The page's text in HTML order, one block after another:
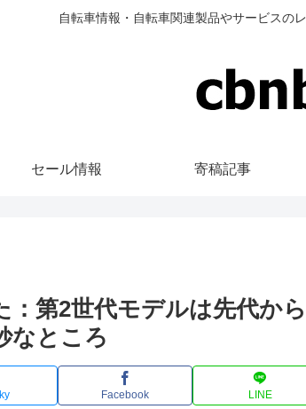
自転車情報・自転車関連製品やサービスの
セール情報 寄稿記事
：第2世代モデルは先代か
なところ
Facebook LINE